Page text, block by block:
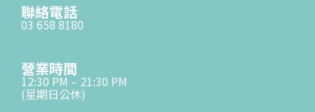
聯絡電話
03 658 8180
營業時間
12:30 PM – 21:30 PM
(星期日公休)